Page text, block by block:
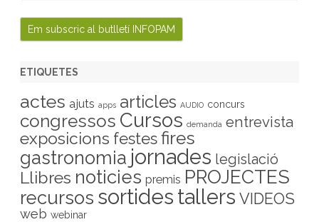
ETIQUETES
actes ajuts apps articles AUDIO concurs
congressos Cursos demanda entrevista
exposicions festesfires
gastronomia jornades legislació
Llibres noticies premis PROJECTES
recursos sortides tallers VIDEOS
web webinar